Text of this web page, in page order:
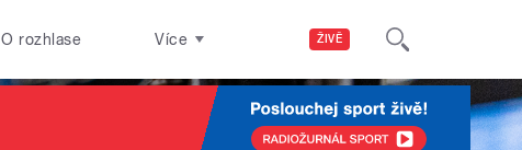
ŽIVĚ
O rozhlase Více